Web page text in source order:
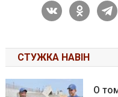
vkontakte
СТУЖКА НАВІН
О